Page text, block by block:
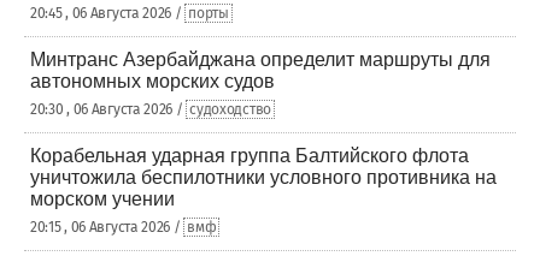
20:45 , 06 Августа 2026 / порты
Минтранс Азербайджана определит маршруты для
автономных морских судов
20:30 , 06 Августа 2026 / судоходство
Корабельная ударная группа Балтийского флота
уничтожила беспилотники условного противника на
морском учении
20:15 , 06 Августа 2026 / вмф